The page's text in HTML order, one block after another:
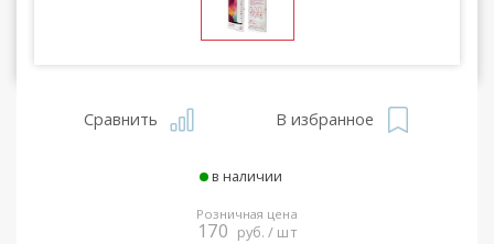
Сравнить В избранное
в наличии
Розничная цена
170 руб. / шт